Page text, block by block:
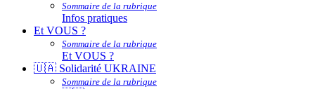
Sommaire de la rubrique
Infos pratiques
Et VOUS ?
Sommaire de la rubrique
Et VOUS ?
🇺🇦 Solidarité UKRAINE
Sommaire de la rubrique